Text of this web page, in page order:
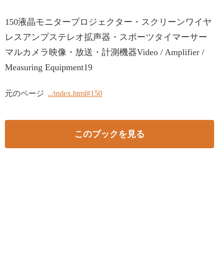
150液晶モニタープロジェクター・スクリーンワイヤ
レスアンプステレオ拡声器・スポーツタイマーサー
マルカメラ映像・放送・計測機器Video / Amplifier /
Measuring Equipment19
元のページ ../index.html#150
このブックを見る